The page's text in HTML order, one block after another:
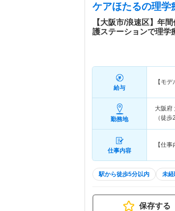
ケアほたるの理学
【大阪市/浪速区】年
護ステーションで理学
給与
【モデ
勤務地
大阪府
（徒
仕事内容
【仕
駅から徒歩5分以内 未
保存する